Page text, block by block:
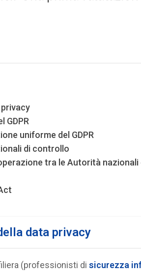
GDPR
uniforme del GDPR
di controllo
tra le Autorità
data privacy
(professionisti di sicurezza